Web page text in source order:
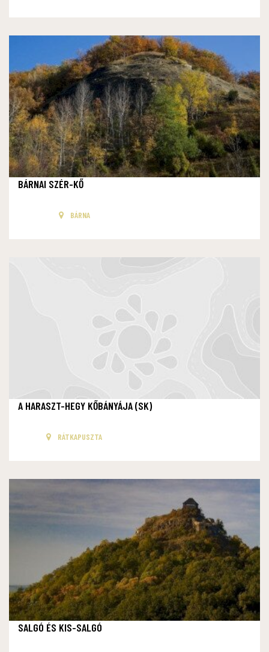
BÁRNAI SZÉR-KŐ
BÁRNA
A HARASZT-HEGY KŐBÁNYÁJA (SK)
RÁTKAPUSZTA
SALGÓ ÉS KIS-SALGÓ